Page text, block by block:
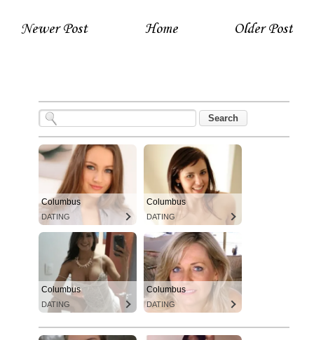
Newer Post Older Post
Home
Columbus
DATING
Columbus
DATING
Columbus
DATING
Columbus
DATING